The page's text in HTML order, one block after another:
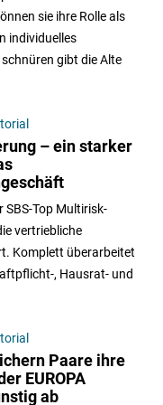
sie ihre Rolle als
individuelles
gibt die Alte
– ein starker
SBS-Top Multirisk-
vertriebliche
Komplett überarbeitet
, Hausrat- und
Paare ihre
EUROPA
ab